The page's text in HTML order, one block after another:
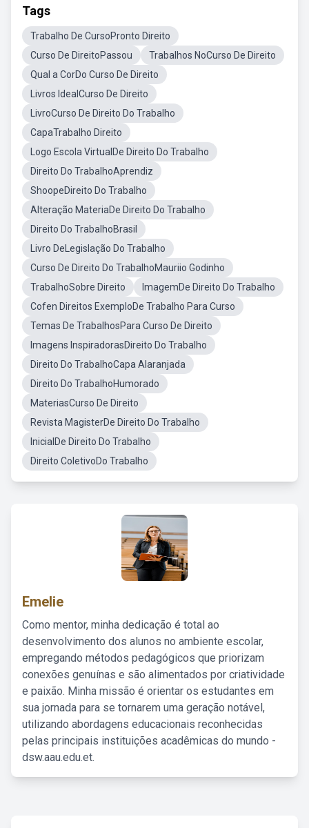
Tags
Trabalho De CursoPronto Direito
Curso De DireitoPassou
Trabalhos NoCurso De Direito
Qual a CorDo Curso De Direito
Livros IdealCurso De Direito
LivroCurso De Direito Do Trabalho
CapaTrabalho Direito
Logo Escola VirtualDe Direito Do Trabalho
Direito Do TrabalhoAprendiz
ShoopeDireito Do Trabalho
Alteração MateriaDe Direito Do Trabalho
Direito Do TrabalhoBrasil
Livro DeLegislação Do Trabalho
Curso De Direito Do TrabalhoMauriio Godinho
TrabalhoSobre Direito
ImagemDe Direito Do Trabalho
Cofen Direitos ExemploDe Trabalho Para Curso
Temas De TrabalhosPara Curso De Direito
Imagens InspiradorasDireito Do Trabalho
Direito Do TrabalhoCapa Alaranjada
Direito Do TrabalhoHumorado
MateriasCurso De Direito
Revista MagisterDe Direito Do Trabalho
InicialDe Direito Do Trabalho
Direito ColetivoDo Trabalho
Emelie
Como mentor, minha dedicação é total ao
desenvolvimento dos alunos no ambiente escolar,
empregando métodos pedagógicos que priorizam
conexões genuínas e são alimentados por criatividade
e paixão. Minha missão é orientar os estudantes em
sua jornada para se tornarem uma geração notável,
utilizando abordagens educacionais reconhecidas
pelas principais instituições acadêmicas do mundo -
dsw.aau.edu.et.